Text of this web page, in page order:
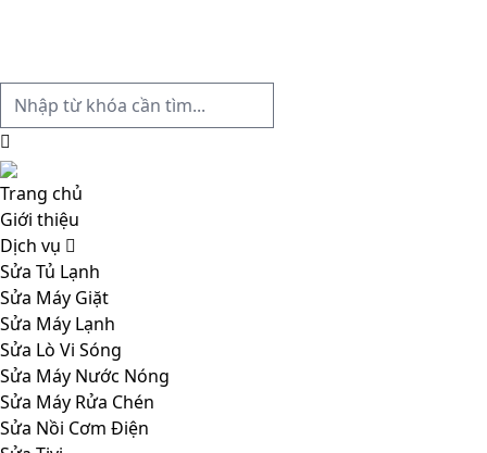
Trang chủ
Giới thiệu
Dịch vụ
Sửa Tủ Lạnh
Sửa Máy Giặt
Sửa Máy Lạnh
Sửa Lò Vi Sóng
Sửa Máy Nước Nóng
Sửa Máy Rửa Chén
Sửa Nồi Cơm Điện